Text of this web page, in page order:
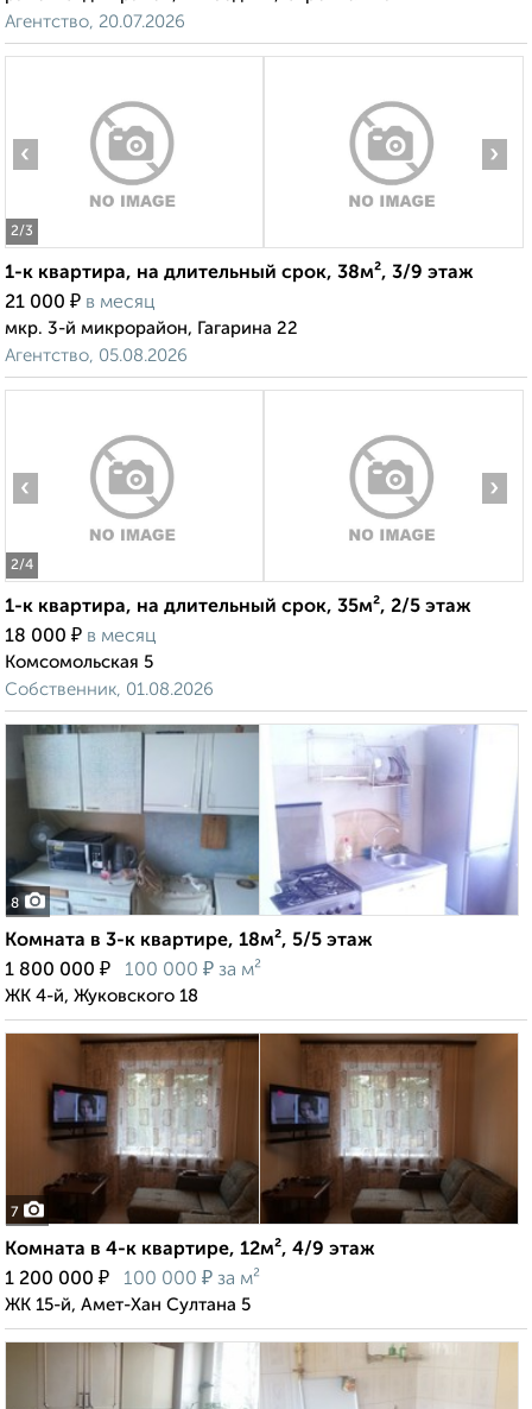
Агентство, 20.07.2026
2/3
‹ ›
1-к квартира, на длительный срок, 38м², 3/9 этаж
21 000 ₽ в месяц
мкр. 3-й микрорайон, Гагарина 22
Агентство, 05.08.2026
2/4
‹ ›
1-к квартира, на длительный срок, 35м², 2/5 этаж
18 000 ₽ в месяц
Комсомольская 5
Собственник, 01.08.2026
8
Комната в 3-к квартире, 18м², 5/5 этаж
1 800 000 ₽ 100 000 ₽ за м²
ЖК 4-й, Жуковского 18
7
Комната в 4-к квартире, 12м², 4/9 этаж
1 200 000 ₽ 100 000 ₽ за м²
ЖК 15-й, Амет-Хан Султана 5